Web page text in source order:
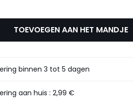
LAST
TOEVOEGEN AAN HET MANDJE
binnen 3 tot 5 dagen
aan huis :2,99 €